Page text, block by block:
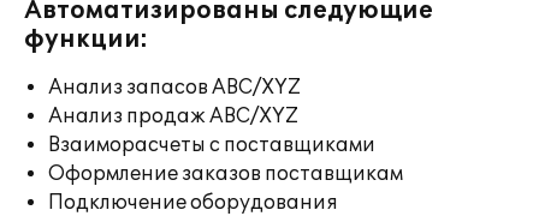
Автоматизированы следующие
функции:
Анализ запасов ABC/XYZ
Анализ продаж ABC/XYZ
Взаиморасчеты с поставщиками
Оформление заказов поставщикам
Подключение оборудования